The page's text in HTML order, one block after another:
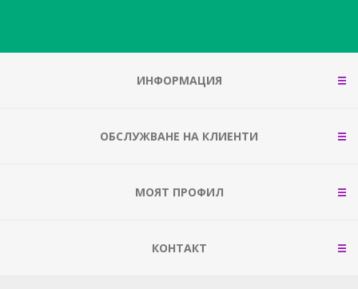
ИНФОРМАЦИЯ
ОБСЛУЖВАНЕ НА КЛИЕНТИ
МОЯТ ПРОФИЛ
КОНТАКТ